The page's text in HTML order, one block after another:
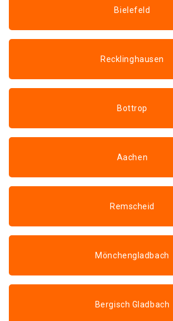
Bielefeld
Recklinghausen
Bottrop
Aachen
Remscheid
Mönchengladbach
Bergisch Gladbach